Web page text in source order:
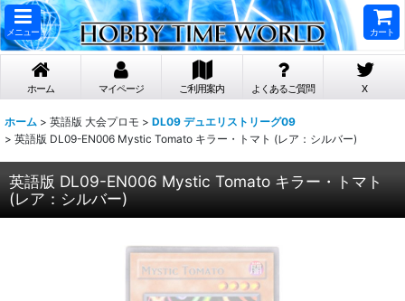
メニュー カート
ホーム マイページ ご利用案内 よくあるご質問 X
ホーム > 英語版 大会プロモ > DL09 デュエリストリーグ09
> 英語版 DL09-EN006 Mystic Tomato キラー・トマト (レア：シルバー)
英語版 DL09-EN006 Mystic Tomato キラー・トマト
(レア：シルバー)